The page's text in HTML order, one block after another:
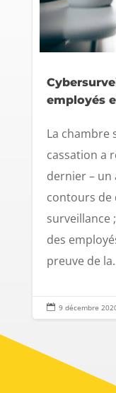
employés
La chambre
cassation a
dernier –
contours de
surveillance
des
preuve de
 9 décembre